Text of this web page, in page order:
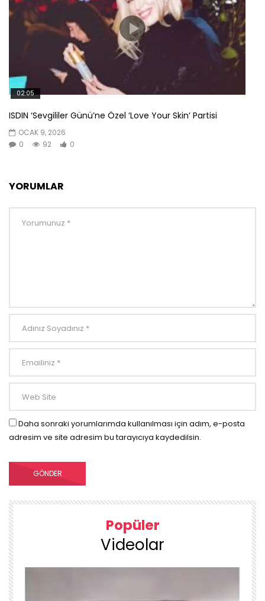
02:05
ISDIN ‘Sevgililer Günü’ne Özel ‘Love Your Skin’ Partisi
OCAK 9, 2026
0
92 0
YORUMLAR
Daha sonraki yorumlarımda kullanılması için adım, e-posta
adresim ve site adresim bu tarayıcıya kaydedilsin.
Popüler
Videolar